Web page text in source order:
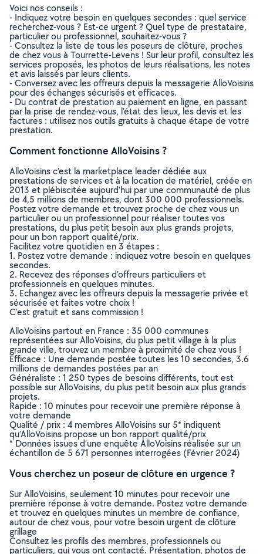
Voici nos conseils :
- Indiquez votre besoin en quelques secondes : quel service
recherchez-vous ? Est-ce urgent ? Quel type de prestataire,
particulier ou professionnel, souhaitez-vous ?
- Consultez la liste de tous les poseurs de clôture, proches
de chez vous à Tourrette-Levens ! Sur leur profil, consultez les
services proposés, les photos de leurs réalisations, les notes
et avis laissés par leurs clients.
- Conversez avec les offreurs depuis la messagerie AlloVoisins
pour des échanges sécurisés et efficaces.
- Du contrat de prestation au paiement en ligne, en passant
par la prise de rendez-vous, l’état des lieux, les devis et les
factures : utilisez nos outils gratuits à chaque étape de votre
prestation.
Comment fonctionne AlloVoisins ?
AlloVoisins c’est la marketplace leader dédiée aux
prestations de services et à la location de matériel, créée en
2013 et plébiscitée aujourd’hui par une communauté de plus
de 4,5 millions de membres, dont 300 000 professionnels.
Postez votre demande et trouvez proche de chez vous un
particulier ou un professionnel pour réaliser toutes vos
prestations, du plus petit besoin aux plus grands projets,
pour un bon rapport qualité/prix.
Facilitez votre quotidien en 3 étapes :
1. Postez votre demande : indiquez votre besoin en quelques
secondes.
2. Recevez des réponses d’offreurs particuliers et
professionnels en quelques minutes.
3. Echangez avec les offreurs depuis la messagerie privée et
sécurisée et faites votre choix !
C’est gratuit et sans commission !
AlloVoisins partout en France : 35 000 communes
représentées sur AlloVoisins, du plus petit village à la plus
grande ville, trouvez un membre à proximité de chez vous !
Efficace : Une demande postée toutes les 10 secondes, 3.6
millions de demandes postées par an
Généraliste : 1 250 types de besoins différents, tout est
possible sur AlloVoisins, du plus petit besoin aux plus grands
projets.
Rapide : 10 minutes pour recevoir une première réponse à
votre demande
Qualité / prix : 4 membres AlloVoisins sur 5* indiquent
qu’AlloVoisins propose un bon rapport qualité/prix
* Données issues d’une enquête AlloVoisins réalisée sur un
échantillon de 5 671 personnes interrogées (Février 2024)
Vous cherchez un poseur de clôture en urgence ?
Sur AlloVoisins, seulement 10 minutes pour recevoir une
première réponse à votre demande. Postez votre demande
et trouvez en quelques minutes un membre de confiance,
autour de chez vous, pour votre besoin urgent de clôture
grillage
Consultez les profils des membres, professionnels ou
particuliers, qui vous ont contacté. Présentation, photos de